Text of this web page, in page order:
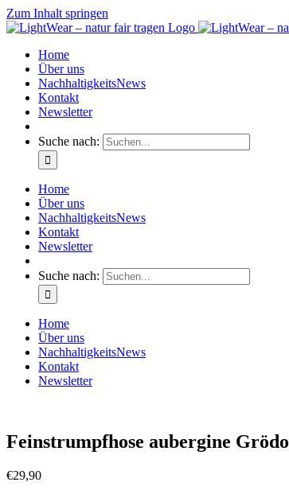
Zum Inhalt springen
Home
Über uns
NachhaltigkeitsNews
Kontakt
Newsletter
Suche nach:
Home
Über uns
NachhaltigkeitsNews
Kontakt
Newsletter
Suche nach:
Home
Über uns
NachhaltigkeitsNews
Kontakt
Newsletter
Feinstrumpfhose aubergine Grödo
€29,90